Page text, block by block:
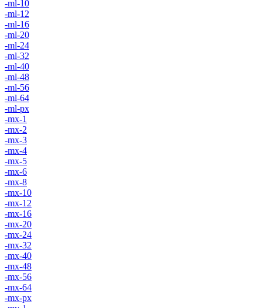
-ml-10
-ml-12
-ml-16
-ml-20
-ml-24
-ml-32
-ml-40
-ml-48
-ml-56
-ml-64
-ml-px
-mx-1
-mx-2
-mx-3
-mx-4
-mx-5
-mx-6
-mx-8
-mx-10
-mx-12
-mx-16
-mx-20
-mx-24
-mx-32
-mx-40
-mx-48
-mx-56
-mx-64
-mx-px